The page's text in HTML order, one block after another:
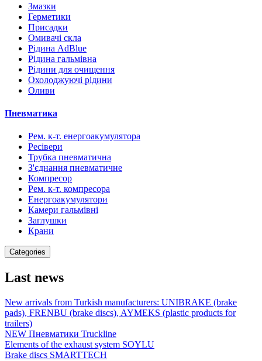
Змазки
Герметики
Присадки
Омивачі скла
Рідина AdBlue
Рідина гальмівна
Рідини для очищення
Охолоджуючі рідини
Оливи
Пневматика
Рем. к-т. енергоакумулятора
Ресівери
Трубка пневматична
З'єднання пневматичне
Компресор
Рем. к-т. компресора
Енергоакумулятори
Камери гальмівні
Заглушки
Крани
Categories
Last news
New arrivals from Turkish manufacturers: UNIBRAKE (brake
pads), FRENBU (brake discs), AYMEKS (plastic products for
trailers)
NEW Пневматики Truckline
Elements of the exhaust system SOYLU
Brake discs SMARTTECH